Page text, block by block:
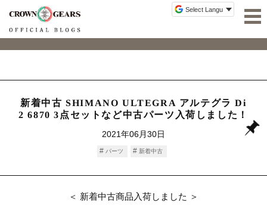
新着中古 SHIMANO ULTEGRA アルテグラ Di
2 6870 3点セットなど中古パーツ入荷しました！
2021年06月30日
パーツ 新着中古
＜ 新着中古商品入荷しました ＞